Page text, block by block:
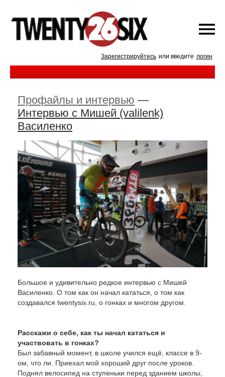
Зарегистрируйтесь или введите логин
Профайлы и интервью —
Интервью с Мишей (valilenk)
Василенко
Большое и удивительно редкое интервью с Мишей
Василенко. О том как он начал кататься, о том как
создавался twentysix.ru, о гонках и многом другом.
Расскажи о себе, как ты начал кататься и
участвовать в гонках?
Был забавный момент, в школе учился ещё, классе в 9-
ом, что ли. Приехал мой хороший друг после уроков.
Поднял велосипед на ступеньки перед зданием школы,